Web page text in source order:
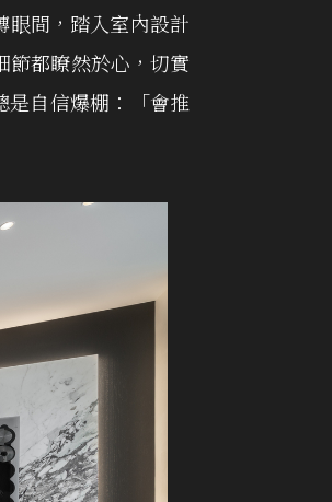
眼間，踏入室內設計
節都瞭然於心，切實
是自信爆棚：「會推